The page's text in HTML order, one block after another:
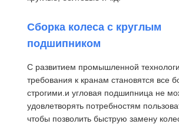
Сборка колеса с круглым
подшипником
С развитием промышленной
требования к кранам становятся все
строгими.и угловая подшипница не
удовлетворять потребностям
чтобы позволить быструю замену